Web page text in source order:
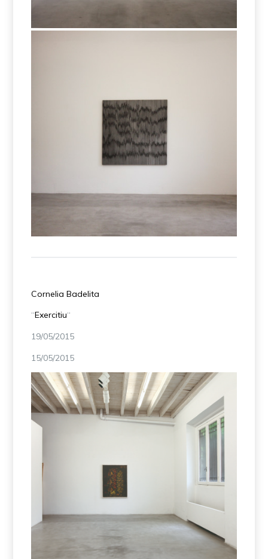
Nunc -Stans
Cornelia Badelita
“Exercitiu“
19/05/2015
15/05/2015
exercitiu